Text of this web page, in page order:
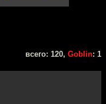
всего: 120, Goblin: 1